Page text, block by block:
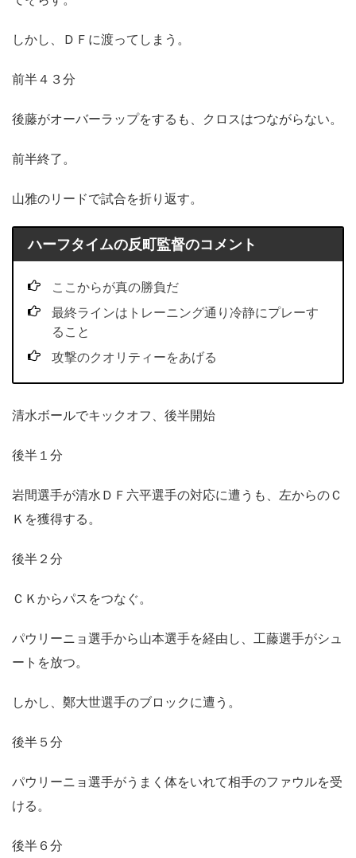
しかし、ＤＦに渡ってしまう。
前半４３分
後藤がオーバーラップをするも、クロスはつながらない。
前半終了。
山雅のリードで試合を折り返す。
ハーフタイムの反町監督のコメント
ここからが真の勝負だ
最終ラインはトレーニング通り冷静にプレーす
ること
攻撃のクオリティーをあげる
清水ボールでキックオフ、後半開始
後半１分
岩間選手が清水ＤＦ六平選手の対応に遭うも、左からのＣ
Ｋを獲得する。
後半２分
ＣＫからパスをつなぐ。
パウリーニョ選手から山本選手を経由し、工藤選手がシュ
ートを放つ。
しかし、鄭大世選手のブロックに遭う。
後半５分
パウリーニョ選手がうまく体をいれて相手のファウルを受
ける。
後半６分